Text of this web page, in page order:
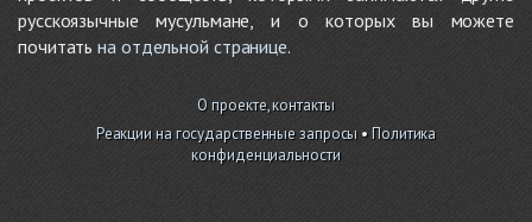
русскоязычные мусульмане, и о которых вы можете
почитатьна отдельной странице.
О проекте, контакты
Реакции на государственные запросы •Политика
конфиденциальности